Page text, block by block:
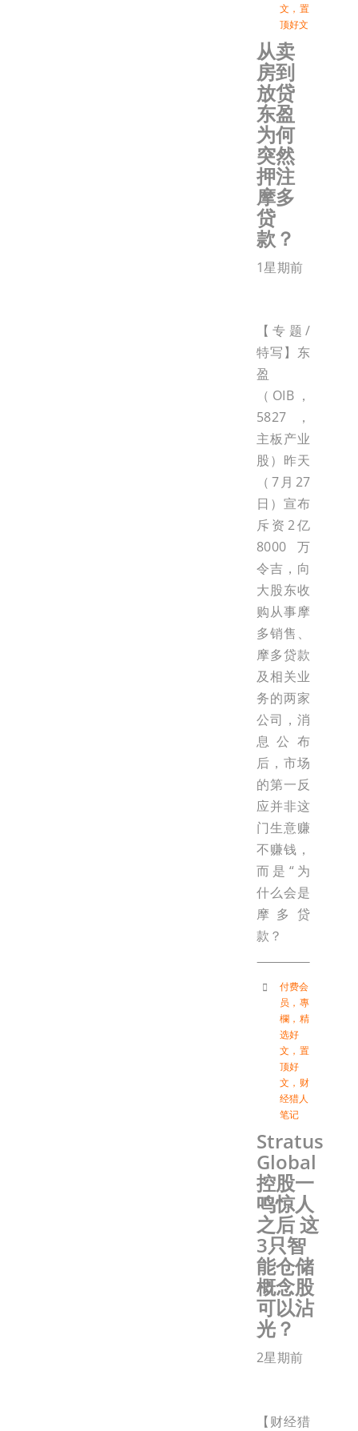
文 ， 置
顶好文
从卖
房到
放贷
东盈
为何
突然
押注
摩多
贷
款？
1星期前
【专题/
特写】东
盈
（OIB，
5827，
主板产业
股）昨天
（7月27
日）宣布
斥资2亿
8000万
令吉，向
大股东收
购从事摩
多销售、
摩多贷款
及相关业
务的两家
公司，消
息公布
后，市场
的第一反
应并非这
门生意赚
不赚钱，
而是“为
什么会是
摩多贷
款？
付费会
员 ， 專
欄 ， 精
选好
文 ， 置
顶好
文 ， 财
经猎人
笔记
Stratus
Global
控股一
鸣惊人
之后 这
3只智
能仓储
概念股
可以沾
光？
2星期前
【财经猎